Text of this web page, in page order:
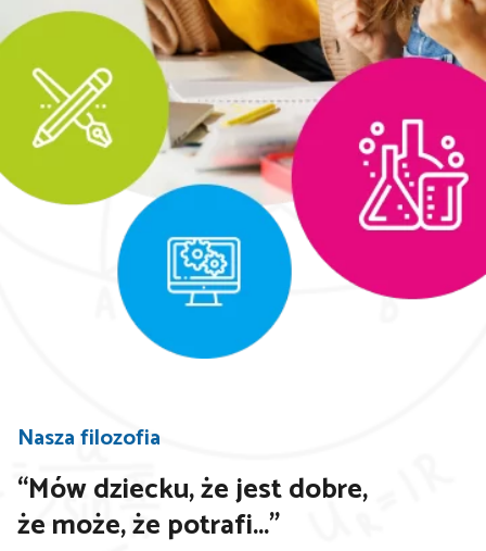
Nasza filozofia
“Mów dziecku, że jest dobre,
że może, że potrafi...”